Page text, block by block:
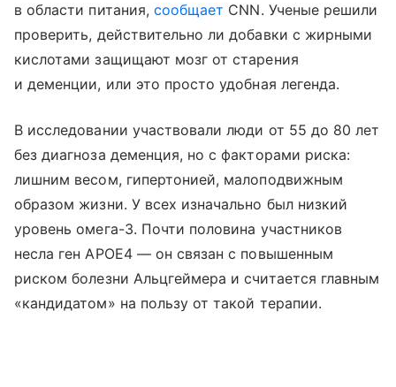
в области питания, сообщает CNN. Ученые решили
проверить, действительно ли добавки с жирными
кислотами защищают мозг от старения
и деменции, или это просто удобная легенда.
В исследовании участвовали люди от 55 до 80 лет
без диагноза деменция, но с факторами риска:
лишним весом, гипертонией, малоподвижным
образом жизни. У всех изначально был низкий
уровень омега-3. Почти половина участников
несла ген APOE4 — он связан с повышенным
риском болезни Альцгеймера и считается главным
«кандидатом» на пользу от такой терапии.